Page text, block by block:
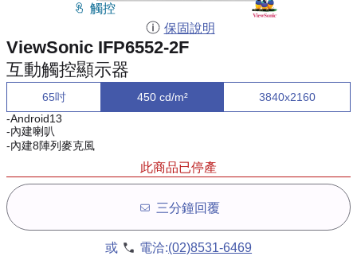
觸控
保固說明
ViewSonic IFP6552-2F
互動觸控顯示器
65吋 450 cd/m²
3840x2160
-Android13
-內建喇叭
-內建8陣列麥克風
此商品已停產
三分鐘回覆
或 電洽:(02)8531-6469